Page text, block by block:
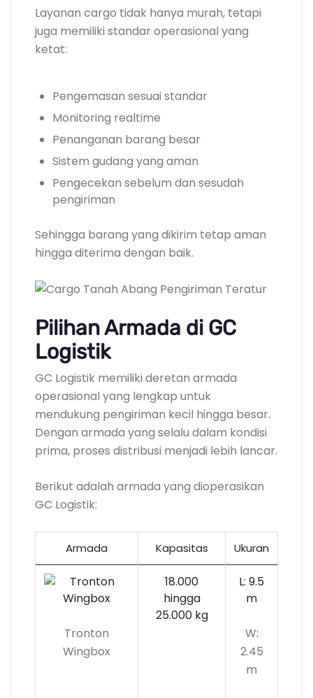
Layanan cargo tidak hanya murah, tetapi
juga memiliki standar operasional yang
ketat:
Pengemasan sesuai standar
Monitoring realtime
Penanganan barang besar
Sistem gudang yang aman
Pengecekan sebelum dan sesudah
pengiriman
Sehingga barang yang dikirim tetap aman
hingga diterima dengan baik.
Pilihan Armada di GC
Logistik
GC Logistik memiliki deretan armada
operasional yang lengkap untuk
mendukung pengiriman kecil hingga besar.
Dengan armada yang selalu dalam kondisi
prima, proses distribusi menjadi lebih lancar.
Berikut adalah armada yang dioperasikan
GC Logistik:
Armada Kapasitas Ukuran
Tronton
Wingbox
18.000
hingga
25.000 kg
L: 9.5
m
W:
2.45
m